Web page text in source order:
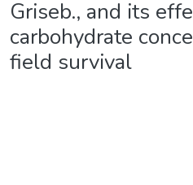
Griseb., and its
carbohydrate
field survival